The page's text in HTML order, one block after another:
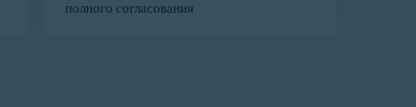
полного согласования